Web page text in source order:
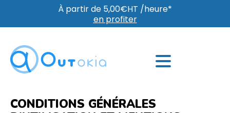
À partir de 5,00€HT /heure*
en profiter
CONDITIONS GÉNÉRALES